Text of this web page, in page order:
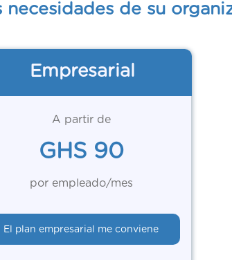
necesidades de su
Empresarial
A partir de
GHS 90
por empleado/mes
El plan empresarial me conviene